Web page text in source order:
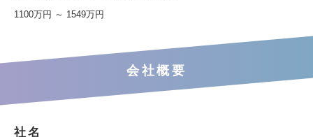
1100万円 ～ 1549万円
会社概要
社名